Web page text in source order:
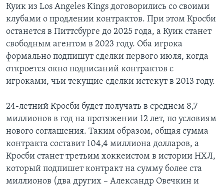
Куик из Los Angeles Kings договорились со своими
клубами о продлении контрактов. При этом Кросби
останется в Питтсбурге до 2025 года, а Куик станет
свободным агентом в 2023 году. Оба игрока
формально подпишут сделки первого июля, когда
откроется окно подписаний контрактов с
игроками, чьи текущие сделки истекут в 2013 году.
24-летний Кросби будет получать в среднем 8,7
миллионов в год на протяжении 12 лет, по условиям
нового соглашения. Таким образом, общая сумма
контракта составит 104,4 миллиона долларов, а
Кросби станет третьим хоккеистом в истории НХЛ,
который подпишет контракт на сумму более ста
миллионов (два других – Александр Овечкин и